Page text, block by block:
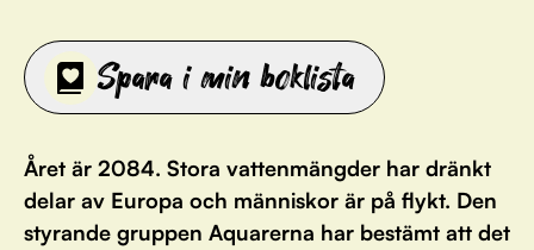
Spara i min boklista
Året är 2084. Stora vattenmängder har dränkt
delar av Europa och människor är på flykt. Den
styrande gruppen Aquarerna har bestämt att det